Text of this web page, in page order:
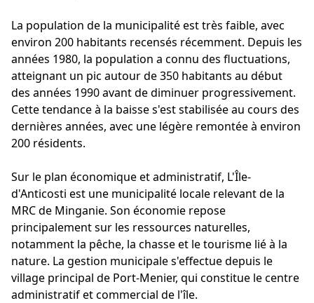
La population de la municipalité est très faible, avec
environ 200 habitants recensés récemment. Depuis les
années 1980, la population a connu des fluctuations,
atteignant un pic autour de 350 habitants au début
des années 1990 avant de diminuer progressivement.
Cette tendance à la baisse s'est stabilisée au cours des
dernières années, avec une légère remontée à environ
200 résidents.
Sur le plan économique et administratif, L'Île-
d'Anticosti est une municipalité locale relevant de la
MRC de Minganie. Son économie repose
principalement sur les ressources naturelles,
notamment la pêche, la chasse et le tourisme lié à la
nature. La gestion municipale s'effectue depuis le
village principal de Port-Menier, qui constitue le centre
administratif et commercial de l'île.